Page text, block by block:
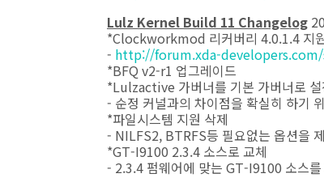
Lulz Kernel Build 11 Changelog
*Clockworkmod 리커버리 4.0.1.4 지
- http://forum.xda-
*BFQ v2-r1 업그레이드
*Lulzactive 가버너를 기본 가버너로 설
- 순정 커널과의 차이점을 확실히 하기
*파일시스템 지원 삭제
- NILFS2, BTRFS등 필요없는 옵션을
*GT-I9100 2.3.4 소스로 교체
- 2.3.4 펌웨어에 맞는 GT-I9100 소스